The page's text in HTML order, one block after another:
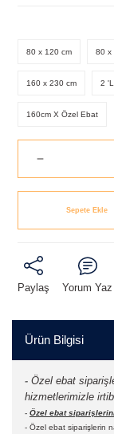
80 x 120 cm 80 x
160 x 230 cm 2
160cm X Özel Ebat
Sepete Ekle
Paylaş Yorum Yaz
Ürün Bilgisi
- Özel ebat
hizmetlerimizle
- Özel ebat
- Özel ebat siparişlerin